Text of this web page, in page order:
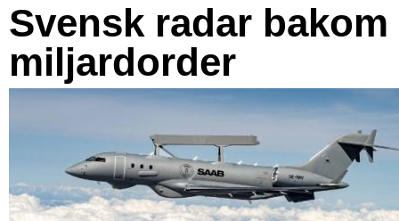
Svensk radar bakom
miljardorder